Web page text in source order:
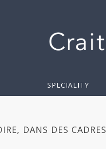
SPECIALITY
DANS DES CADRES